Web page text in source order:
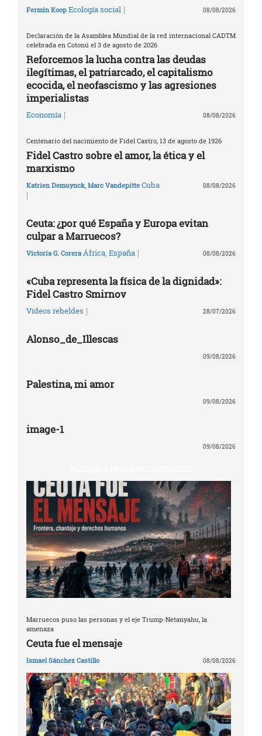
Fermín Koop Ecología social | 08/08/2026
Declaración de la Asamblea Mundial de la red internacional CADTM
celebrada en Cotonú el 3 de agosto de 2026
Reforcemos la lucha contra las deudas
ilegítimas, el patriarcado, el capitalismo
ecocida, el neofascismo y las agresiones
imperialistas
Economía | 08/08/2026
Centenario del nacimiento de Fidel Castro, 13 de agosto de 1926
Fidel Castro sobre el amor, la ética y el
marxismo
Katrien Demuynck, Marc Vandepitte Cuba
|
08/08/2026
Ceuta: ¿por qué España y Europa evitan
culpar a Marruecos?
Victoria G. Corera África España | 08/08/2026
«Cuba representa la física de la dignidad»:
Fidel Castro Smirnov
Vídeos rebeldes | 28/07/2026
Alonso_de_Illescas
09/08/2026
Palestina, mi amor
09/08/2026
image-1
09/08/2026
Marruecos puso las personas y el eje Trump-Netanyahu, la
amenaza
Ceuta fue el mensaje
Ismael Sánchez Castillo 08/08/2026